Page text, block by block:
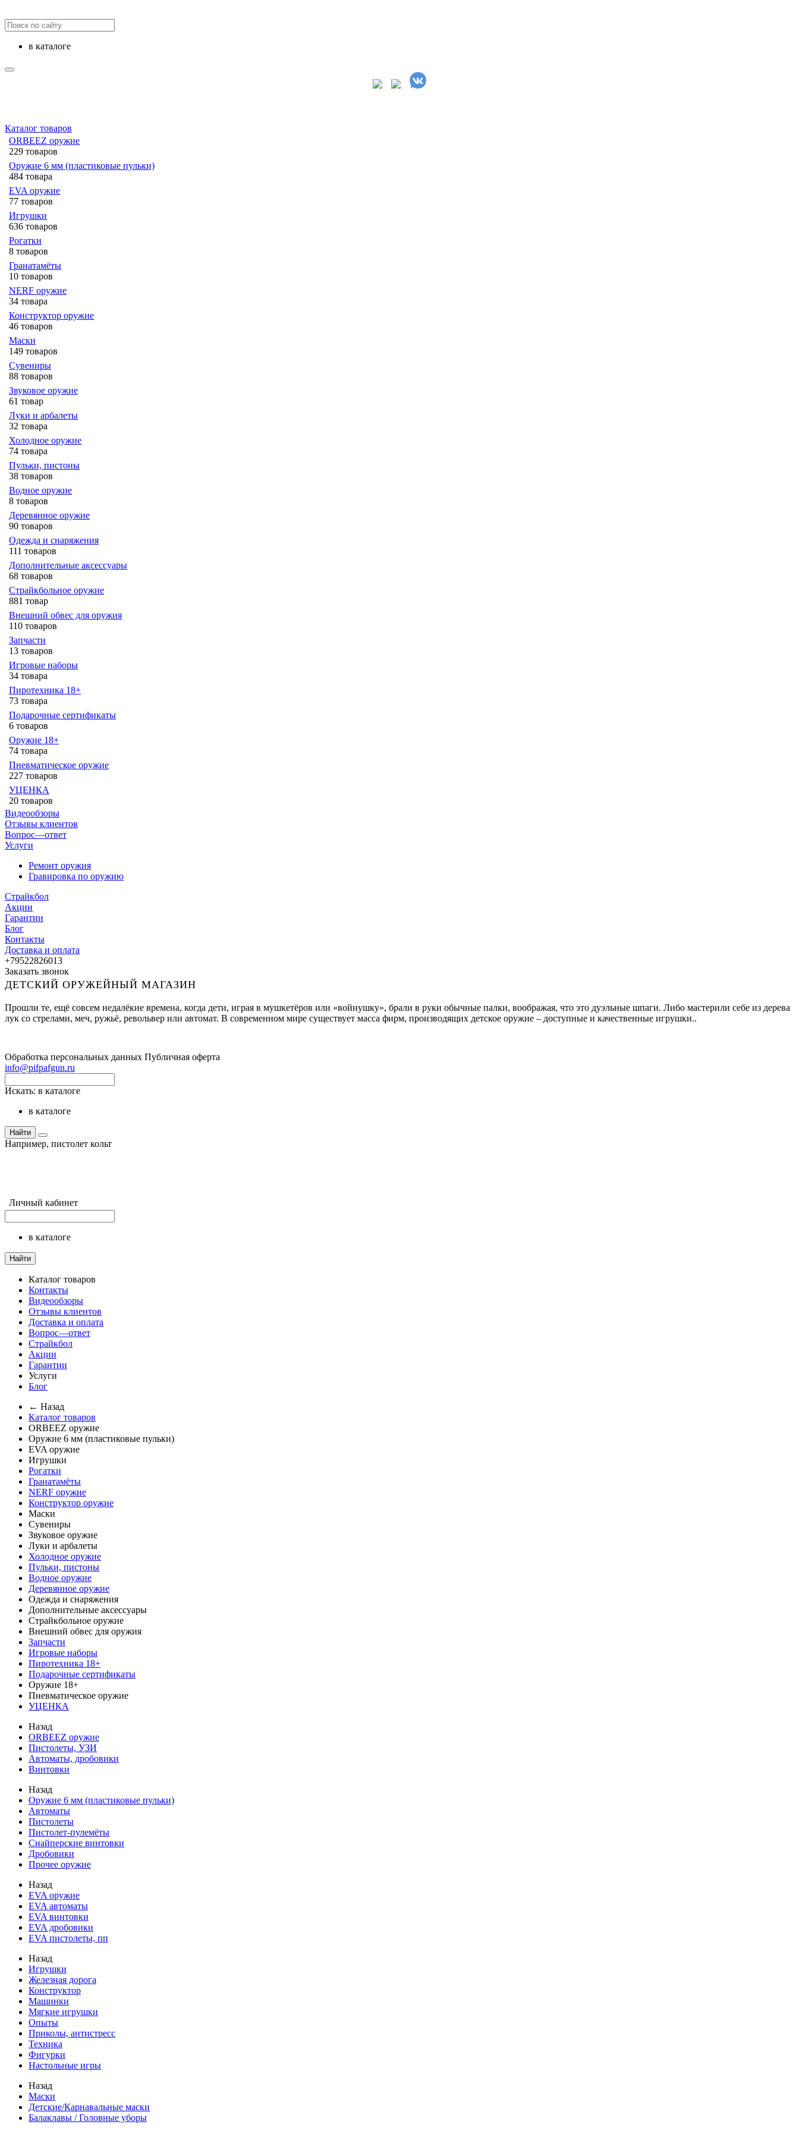
в каталоге
Каталог товаров
ORBEEZ оружие
229 товаров
Оружие 6 мм (пластиковые пульки)
484 товара
EVA оружие
77 товаров
Игрушки
636 товаров
Рогатки
8 товаров
Гранатамёты
10 товаров
NERF оружие
34 товара
Конструктор оружие
46 товаров
Маски
149 товаров
Сувениры
88 товаров
Звуковое оружие
61 товар
Луки и арбалеты
32 товара
Холодное оружие
74 товара
Пульки, пистоны
38 товаров
Водное оружие
8 товаров
Деревянное оружие
90 товаров
Одежда и снаряжения
111 товаров
Дополнительные аксессуары
68 товаров
Страйкбольное оружие
881 товар
Внешний обвес для оружия
110 товаров
Запчасти
13 товаров
Игровые наборы
34 товара
Пиротехника 18+
73 товара
Подарочные сертификаты
6 товаров
Оружие 18+
74 товара
Пневматическое оружие
227 товаров
УЦЕНКА
20 товаров
Видеообзоры
Отзывы клиентов
Вопрос—ответ
Услуги
Ремонт оружия
Гравировка по оружию
Страйкбол
Акции
Гарантии
Блог
Контакты
Доставка и оплата
+79522826013
Заказать звонок
ДЕТСКИЙ ОРУЖЕЙНЫЙ МАГАЗИН
Прошли те, ещё совсем недалёкие времена, когда дети, играя в мушкетёров или «войнушку», брали в руки обычные палки, воображая, что это дуэльные шпаги. Либо мастерили себе из дерева
лук со стрелами, меч, ружьё, револьвер или автомат. В современном мире существует масса фирм, производящих детское оружие – доступные и качественные игрушки..
Обработка персональных данных Публичная оферта
info@pifpafgun.ru
Искать: в каталоге
в каталоге
Найти
Например, пистолет кольт
Личный кабинет
в каталоге
Найти
Каталог товаров
Контакты
Видеообзоры
Отзывы клиентов
Доставка и оплата
Вопрос—ответ
Страйкбол
Акции
Гарантии
Услуги
Блог
← Назад
Каталог товаров
ORBEEZ оружие
Оружие 6 мм (пластиковые пульки)
EVA оружие
Игрушки
Рогатки
Гранатамёты
NERF оружие
Конструктор оружие
Маски
Сувениры
Звуковое оружие
Луки и арбалеты
Холодное оружие
Пульки, пистоны
Водное оружие
Деревянное оружие
Одежда и снаряжения
Дополнительные аксессуары
Страйкбольное оружие
Внешний обвес для оружия
Запчасти
Игровые наборы
Пиротехника 18+
Подарочные сертификаты
Оружие 18+
Пневматическое оружие
УЦЕНКА
Назад
ORBEEZ оружие
Пистолеты, УЗИ
Автоматы, дробовики
Винтовки
Назад
Оружие 6 мм (пластиковые пульки)
Автоматы
Пистолеты
Пистолет-пулемёты
Снайперские винтовки
Дробовики
Прочее оружие
Назад
EVA оружие
EVA автоматы
EVA винтовки
EVA дробовики
EVA пистолеты, пп
Назад
Игрушки
Железная дорога
Конструктор
Машинки
Мягкие игрушки
Опыты
Приколы, антистресс
Техника
Фигурки
Настольные игры
Назад
Маски
Детские/Карнавальные маски
Балаклавы / Головные уборы